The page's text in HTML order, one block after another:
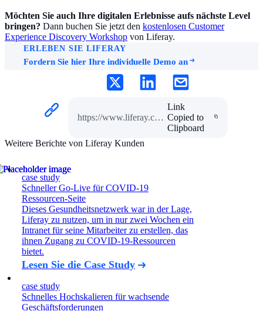
Möchten Sie auch Ihre digitalen Erlebnisse aufs nächste Level
bringen? Dann buchen Sie jetzt den kostenlosen Customer
Experience Discovery Workshop von Liferay.
ERLEBEN SIE LIFERAY
Fordern Sie hier Ihre individuelle Demo an
https://www.liferay.com/de/resources/case-studies/university-of-east-anglia
Link
Copied to
Clipboard
Weitere Berichte von Liferay Kunden
case study
Schneller Go-Live für COVID-19
Ressourcen-Seite
Dieses Gesundheitsnetzwerk war in der Lage,
Liferay zu nutzen, um in nur zwei Wochen ein
Intranet für seine Mitarbeiter zu erstellen, das
ihnen Zugang zu COVID-19-Ressourcen
bietet.
Lesen Sie die Case Study
case study
Schnelles Hochskalieren für wachsende
Geschäftsforderungen